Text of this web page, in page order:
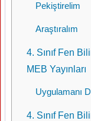
Pekiştirelim
Araştıralım
4. Sınıf Fen
MEB Yayınları
Uygulamanı
4. Sınıf Fen